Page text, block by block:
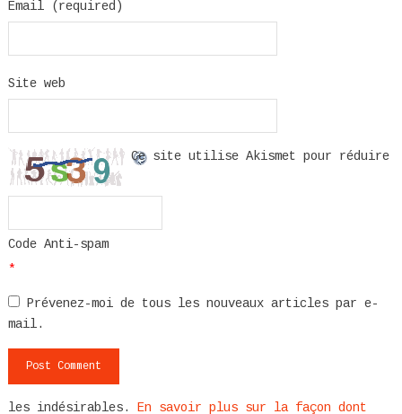
Email (required)
Site web
Code Anti-spam
*
Prévenez-moi de tous les nouveaux articles par e-
mail.
Ce site utilise Akismet pour réduire
les indésirables. En savoir plus sur la façon dont